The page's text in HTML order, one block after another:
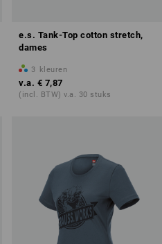
e.s. Tank-Top cotton stretch,
dames
3 kleuren
v.a. € 7,87
(incl. BTW) v.a. 30 stuks